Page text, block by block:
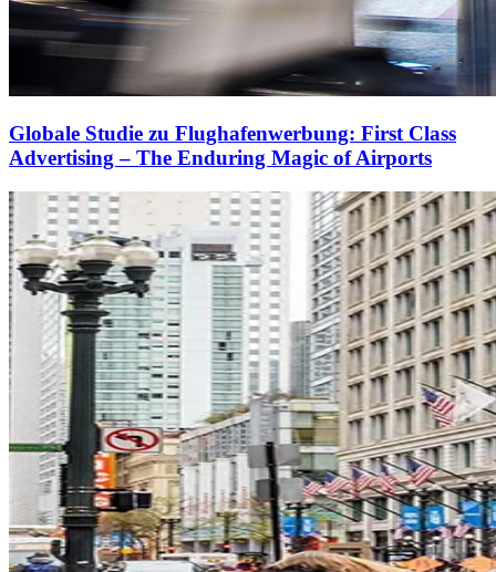
Globale Studie zu Flughafenwerbung: First Class
Advertising – The Enduring Magic of Airports